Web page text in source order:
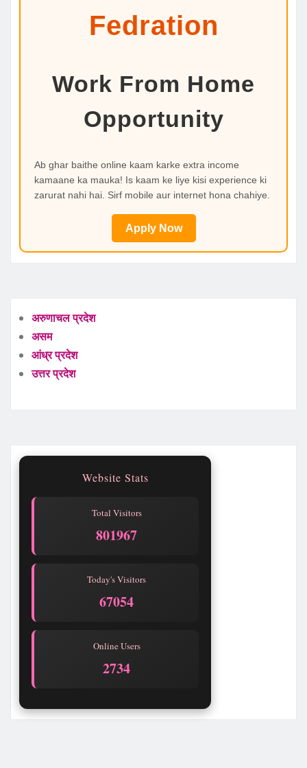
Fedration
Work From Home
Opportunity
Ab ghar baithe online kaam karke extra income
kamaane ka mauka! Is kaam ke liye kisi experience ki
zarurat nahi hai. Sirf mobile aur internet hona chahiye.
Apply Now
अरुणाचल प्रदेश
असम
आंध्र प्रदेश
उत्तर प्रदेश
Website Stats
Total Visitors
801967
Today's Visitors
67054
Online Users
2734